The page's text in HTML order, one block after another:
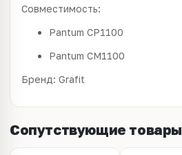
Совместимость:
Pantum CP1100
Pantum CM1100
Бренд: Grafit
Сопутствующие товары